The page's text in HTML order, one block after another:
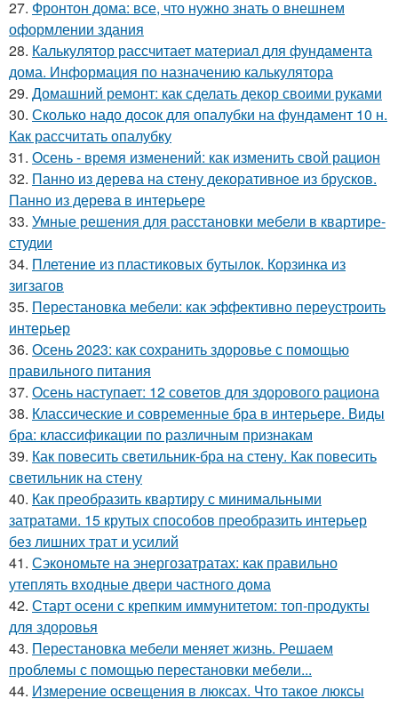
27. Фронтон дома: все, что нужно знать о внешнем
оформлении здания
28. Калькулятор рассчитает материал для фундамента
дома. Информация по назначению калькулятора
29. Домашний ремонт: как сделать декор своими руками
30. Сколько надо досок для опалубки на фундамент 10 н.
Как рассчитать опалубку
31. Осень - время изменений: как изменить свой рацион
32. Панно из дерева на стену декоративное из брусков.
Панно из дерева в интерьере
33. Умные решения для расстановки мебели в квартире-
студии
34. Плетение из пластиковых бутылок. Корзинка из
зигзагов
35. Перестановка мебели: как эффективно переустроить
интерьер
36. Осень 2023: как сохранить здоровье с помощью
правильного питания
37. Осень наступает: 12 советов для здорового рациона
38. Классические и современные бра в интерьере. Виды
бра: классификации по различным признакам
39. Как повесить светильник-бра на стену. Как повесить
светильник на стену
40. Как преобразить квартиру с минимальными
затратами. 15 крутых способов преобразить интерьер
без лишних трат и усилий
41. Сэкономьте на энергозатратах: как правильно
утеплять входные двери частного дома
42. Старт осени с крепким иммунитетом: топ-продукты
для здоровья
43. Перестановка мебели меняет жизнь. Решаем
проблемы с помощью перестановки мебели...
44. Измерение освещения в люксах. Что такое люксы